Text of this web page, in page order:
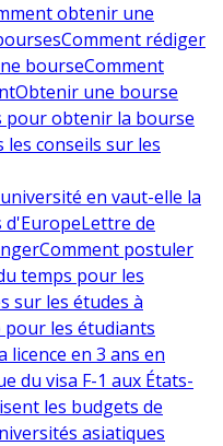
obtenir une
Comment rédiger
bourseComment
Obtenir une bourse
pour obtenir la bourse
conseils sur les
en vaut-elle la
d'EuropeLettre de
Comment postuler
temps pour les
sur les études à
les étudiants
licence en 3 ans en
du visa F-1 aux États-
les budgets de
asiatiques